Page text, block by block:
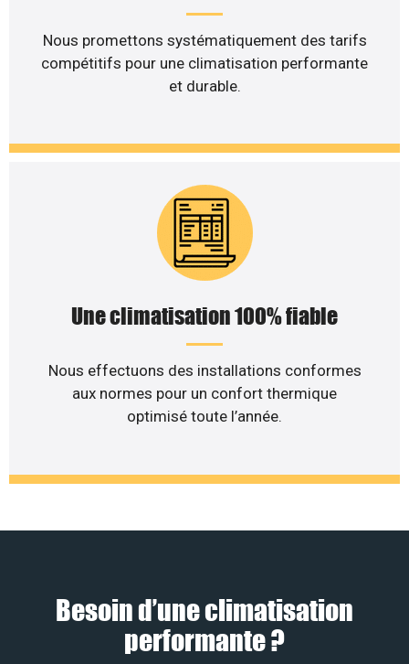
Nous promettons systématiquement des tarifs
compétitifs pour une climatisation performante
et durable.
Une climatisation 100% fiable
Nous effectuons des installations conformes
aux normes pour un confort thermique
optimisé toute l’année.
Besoin d’une climatisation
performante ?